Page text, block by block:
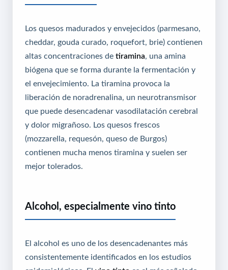
Los quesos madurados y envejecidos (parmesano,
cheddar, gouda curado, roquefort, brie) contienen
altas concentraciones de tiramina, una amina
biógena que se forma durante la fermentación y
el envejecimiento. La tiramina provoca la
liberación de noradrenalina, un neurotransmisor
que puede desencadenar vasodilatación cerebral
y dolor migrañoso. Los quesos frescos
(mozzarella, requesón, queso de Burgos)
contienen mucha menos tiramina y suelen ser
mejor tolerados.
Alcohol, especialmente vino tinto
El alcohol es uno de los desencadenantes más
consistentemente identificados en los estudios